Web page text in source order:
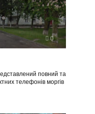
0
повний та
телефонів моргів